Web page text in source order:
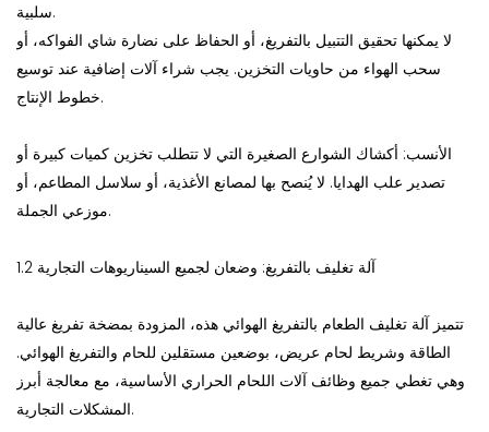
سلبية.
لا يمكنها تحقيق التتبيل بالتفريغ، أو الحفاظ على نضارة شاي الفواكه، أو
سحب الهواء من حاويات التخزين. يجب شراء آلات إضافية عند توسيع
خطوط الإنتاج.
الأنسب: أكشاك الشوارع الصغيرة التي لا تتطلب تخزين كميات كبيرة أو
تصدير علب الهدايا. لا يُنصح بها لمصانع الأغذية، أو سلاسل المطاعم، أو
موزعي الجملة.
1.2 آلة تغليف بالتفريغ: وضعان لجميع السيناريوهات التجارية
تتميز آلة تغليف الطعام بالتفريغ الهوائي هذه، المزودة بمضخة تفريغ عالية
الطاقة وشريط لحام عريض، بوضعين مستقلين للحام والتفريغ الهوائي.
وهي تغطي جميع وظائف آلات اللحام الحراري الأساسية، مع معالجة أبرز
المشكلات التجارية.